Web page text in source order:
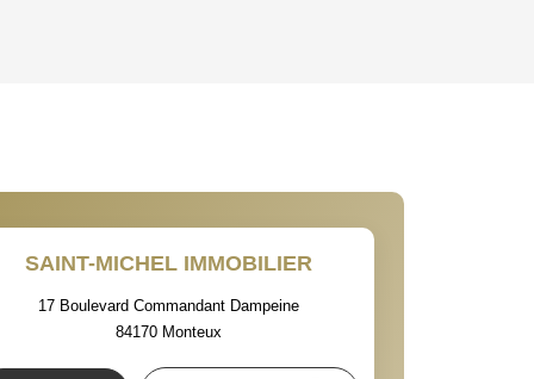
SAINT-MICHEL IMMOBILIER
17 Boulevard Commandant Dampeine
84170 Monteux